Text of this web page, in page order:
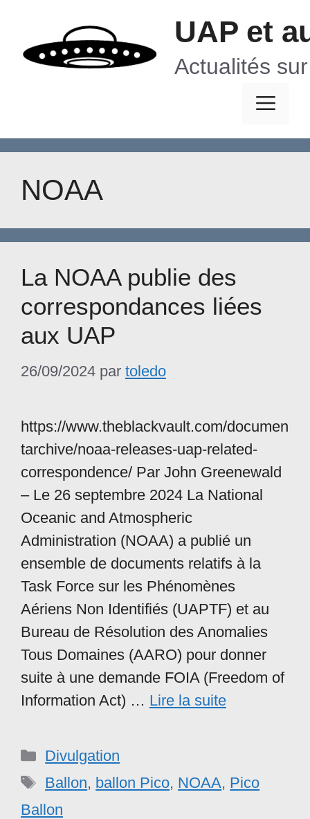
contenu
UAP et
Actualités
NOAA
La NOAA publie des
correspondances liées
aux UAP
26/09/2024 par toledo
https://www.theblackvault.com/documen
tarchive/noaa-releases-uap-related-
correspondence/ Par John Greenewald
– Le 26 septembre 2024 La National
Oceanic and Atmospheric
Administration (NOAA) a publié un
ensemble de documents relatifs à la
Task Force sur les Phénomènes
Aériens Non Identifiés (UAPTF) et au
Bureau de Résolution des Anomalies
Tous Domaines (AARO) pour donner
suite à une demande FOIA (Freedom of
Information Act) … Lire la suite
Catégories
Divulgation
Étiquettes
Ballon, ballon Pico, NOAA, Pico
Ballon